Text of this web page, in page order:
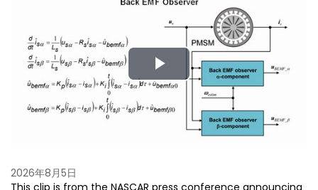
Play
Video
2026年8月5日